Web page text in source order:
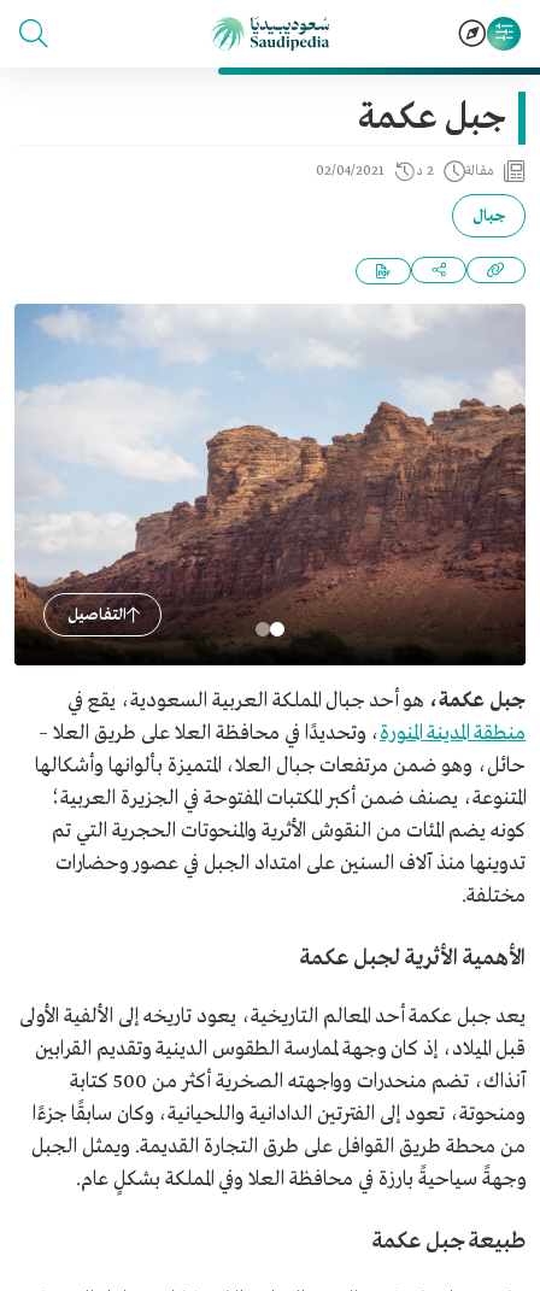
جبل عكمة
مقالة 2 د 02/04/2021
جبال
التفاصيل
جبل عكمة، هو أحد جبال المملكة العربية السعودية، يقع في
منطقة المدينة المنورة، وتحديدًا في محافظة العلا على طريق العلا –
حائل، وهو ضمن مرتفعات جبال العلا، المتميزة بألوانها وأشكالها
المتنوعة، يصنف ضمن أكبر المكتبات المفتوحة في الجزيرة العربية؛
كونه يضم المئات من النقوش الأثرية والمنحوتات الحجرية التي تم
تدوينها منذ آلاف السنين على امتداد الجبل في عصور وحضارات
مختلفة.
الأهمية الأثرية لجبل عكمة
يعد جبل عكمة أحد المعالم التاريخية، يعود تاريخه إلى الألفية الأولى
قبل الميلاد، إذ كان وجهة لممارسة الطقوس الدينية وتقديم القرابين
آنذاك، تضم منحدرات وواجهته الصخرية أكثر من 500 كتابة
ومنحوتة، تعود إلى الفترتين الدادانية واللحيانية، وكان سابقًا جزءًا
من محطة طريق القوافل على طرق التجارة القديمة. ويمثل الجبل
وجهةً سياحيةً بارزة في محافظة العلا وفي المملكة بشكلٍ عام.
طبيعة جبل عكمة